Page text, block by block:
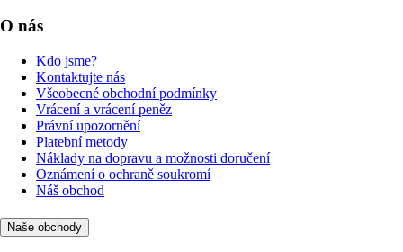
O nás
Kdo jsme?
Kontaktujte nás
Všeobecné obchodní podmínky
Vrácení a vrácení peněz
Právní upozornění
Platební metody
Náklady na dopravu a možnosti doručení
Oznámení o ochraně soukromí
Náš obchod
Naše obchody